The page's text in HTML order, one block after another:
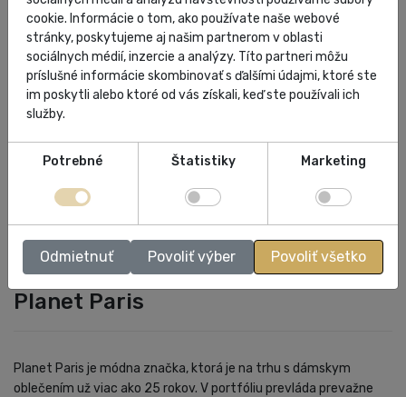
Farba: mint
Krajina pôvodu: P.R.C.
ŠPECIFIKÁCIA
HODNOTENIA
Planet Paris
Planet Paris je módna značka, ktorá je na trhu s dámskym
oblečením už viac ako 25 rokov. V portfóliu prevláda prevažne
cookie. Informácie o tom, ako používate naše webové
stránky, poskytujeme aj našim partnerom v oblasti
sociálnych médií, inzercie a analýzy. Títo partneri môžu
príslušné informácie skombinovať s ďalšími údajmi, ktoré ste
im poskytli alebo ktoré od vás získali, keď ste používali ich
služby.
Potrebné Štatistiky Marketing
Odmietnuť Povoliť výber Povoliť všetko